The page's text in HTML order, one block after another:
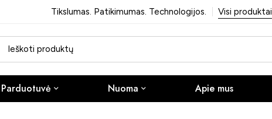
Tikslumas. Patikimumas. Technologijos. Visi produktai
Parduotuvė Nuoma Apie mus